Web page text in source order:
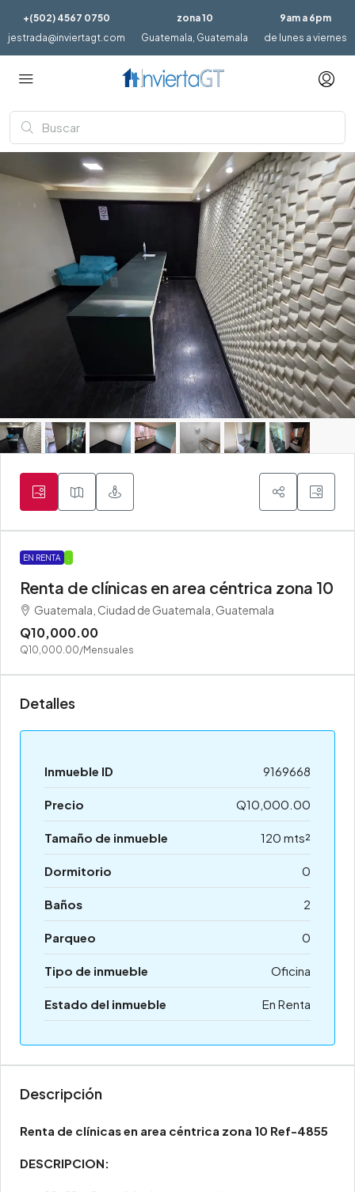
+(502) 4567 0750
jestrada@inviertagt.com
zona 10
Guatemala, Guatemala
9am a 6pm
de lunes a viernes
EN RENTA
Renta de clínicas en area céntrica zona 10
Guatemala, Ciudad de Guatemala, Guatemala
Q10,000.00
Q10,000.00/Mensuales
Detalles
Inmueble ID 9169668
Precio Q10,000.00
Tamaño de inmueble 120 mts²
Dormitorio 0
Baños 2
Parqueo 0
Tipo de inmueble Oficina
Estado del inmueble En Renta
Descripción
Renta de clínicas en area céntrica zona 10 Ref-4855
DESCRIPCION: